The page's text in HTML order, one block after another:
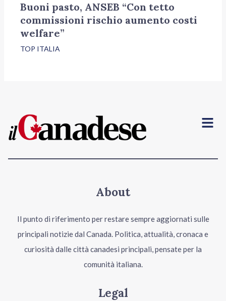
Buoni pasto, ANSEB “Con tetto
commissioni rischio aumento costi
welfare”
TOP ITALIA
Menu
About
Il punto di riferimento per restare sempre aggiornati sulle
principali notizie dal Canada. Politica, attualità, cronaca e
curiosità dalle città canadesi principali, pensate per la
comunità italiana.
Legal